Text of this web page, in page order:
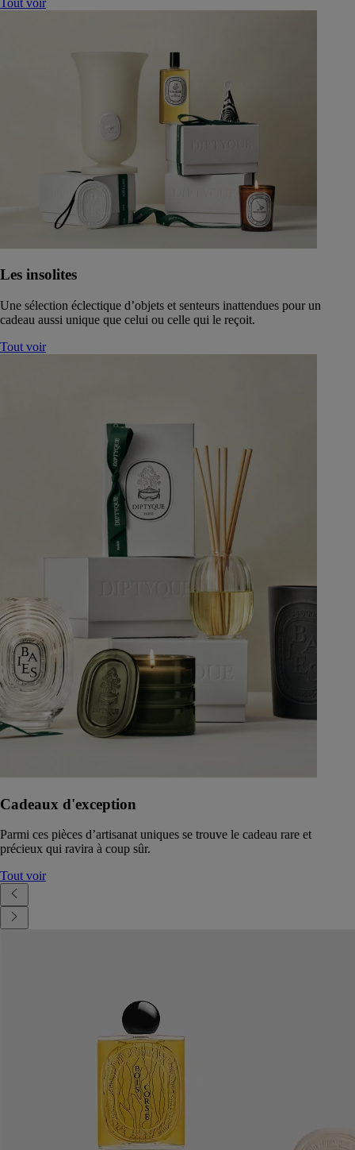
Les insolites
Une sélection éclectique d’objets et senteurs inattendues pour un
cadeau aussi unique que celui ou celle qui le reçoit.
Tout voir
Cadeaux d'exception
Parmi ces pièces d’artisanat uniques se trouve le cadeau rare et
précieux qui ravira à coup sûr.
Tout voir